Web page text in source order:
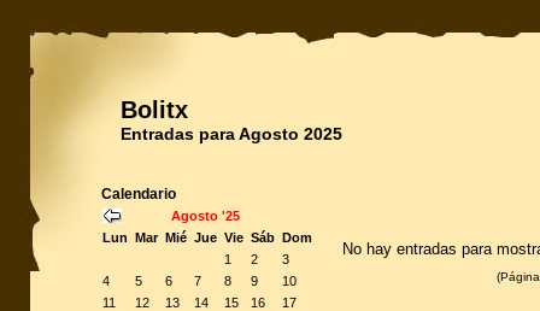
Bolitx
Entradas para Agosto 2025
Calendario
Agosto '25
Lun Mar Mié Jue Vie Sáb Dom
1
2
3
4
5 6 7 8 9
10
11
12 13 14 15 16
17
No hay entradas para